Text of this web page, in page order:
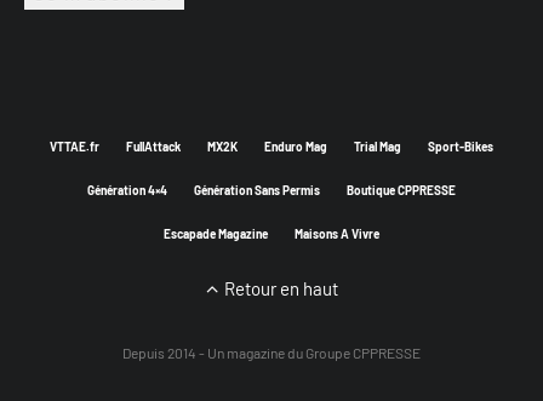
VTTAE.fr FullAttack MX2K Enduro Mag Trial Mag Sport-Bikes
Génération 4×4 Génération Sans Permis Boutique CPPRESSE
Escapade Magazine Maisons A Vivre
Retour en haut
Depuis 2014 - Un magazine du Groupe CPPRESSE